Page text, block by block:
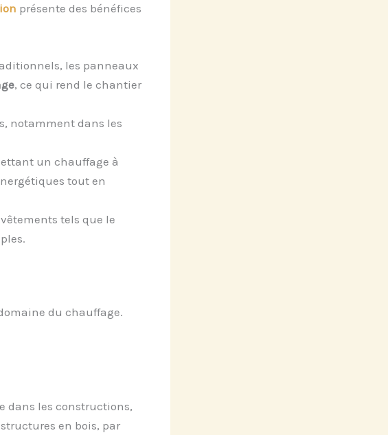
présente des bénéfices
les panneaux
, ce qui rend le chantier
notamment dans les
un chauffage à
tout en
tels que le
du chauffage.
les constructions,
en bois, par